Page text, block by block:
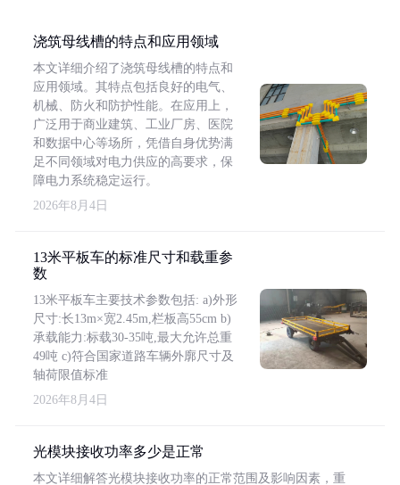
浇筑母线槽的特点和应用领域
本文详细介绍了浇筑母线槽的特点和
应用领域。其特点包括良好的电气、
机械、防火和防护性能。在应用上，
广泛用于商业建筑、工业厂房、医院
和数据中心等场所，凭借自身优势满
足不同领域对电力供应的高要求，保
障电力系统稳定运行。
2026年8月4日
13米平板车的标准尺寸和载重参
数
13米平板车主要技术参数包括: a)外形
尺寸:长13m×宽2.45m,栏板高55cm b)
承载能力:标载30-35吨,最大允许总重
49吨 c)符合国家道路车辆外廓尺寸及
轴荷限值标准
2026年8月4日
光模块接收功率多少是正常
本文详细解答光模块接收功率的正常范围及影响因素，重